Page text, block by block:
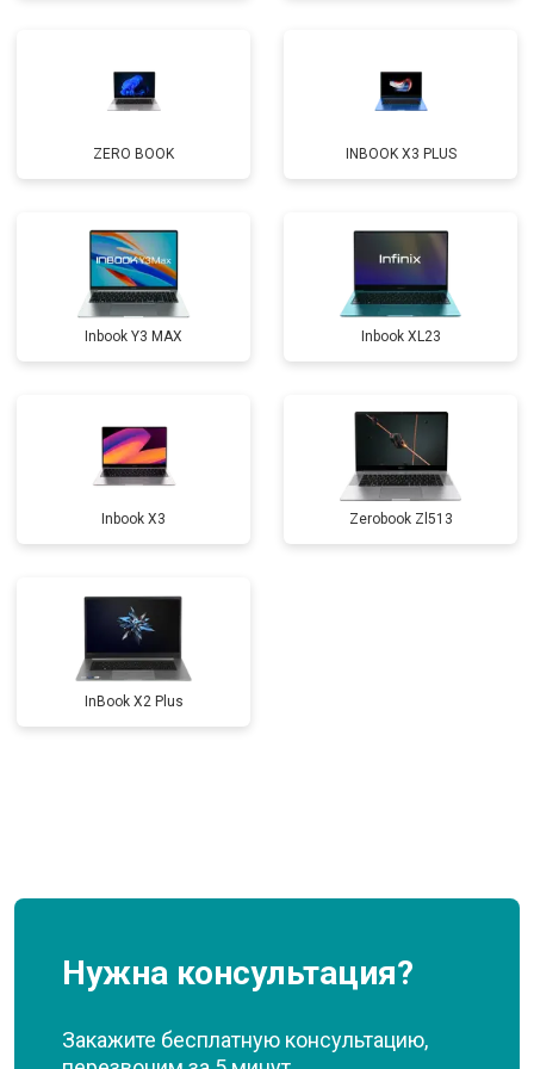
Замена микрофона от 2600 ₽ Заказать
Замена оперативной памяти от 1100 ₽ Заказать
Прошивка BIOS от 1500 ₽ Заказать
Ремонт петель от 3990 ₽
ZERO BOOK INBOOK X3 PLUS
Inbook Y3 MAX Inbook XL23
Inbook X3 Zerobook Zl513
InBook X2 Plus
Нужна консультация?
Закажите бесплатную консультацию,